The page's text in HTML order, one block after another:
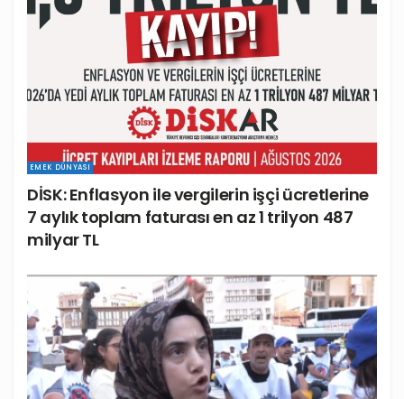
EMEK DÜNYASI
DİSK: Enflasyon ile vergilerin işçi ücretlerine
7 aylık toplam faturası en az 1 trilyon 487
milyar TL